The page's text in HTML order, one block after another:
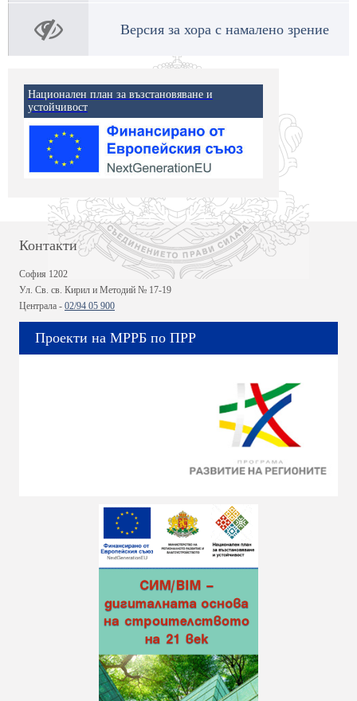
Версия за хора с намалено зрение
Национален план за възстановяване и
устойчивост
Контакти
София 1202
Ул. Св. св. Кирил и Методий № 17-19
Централа - 02/94 05 900
Проекти на МРРБ по ПРР